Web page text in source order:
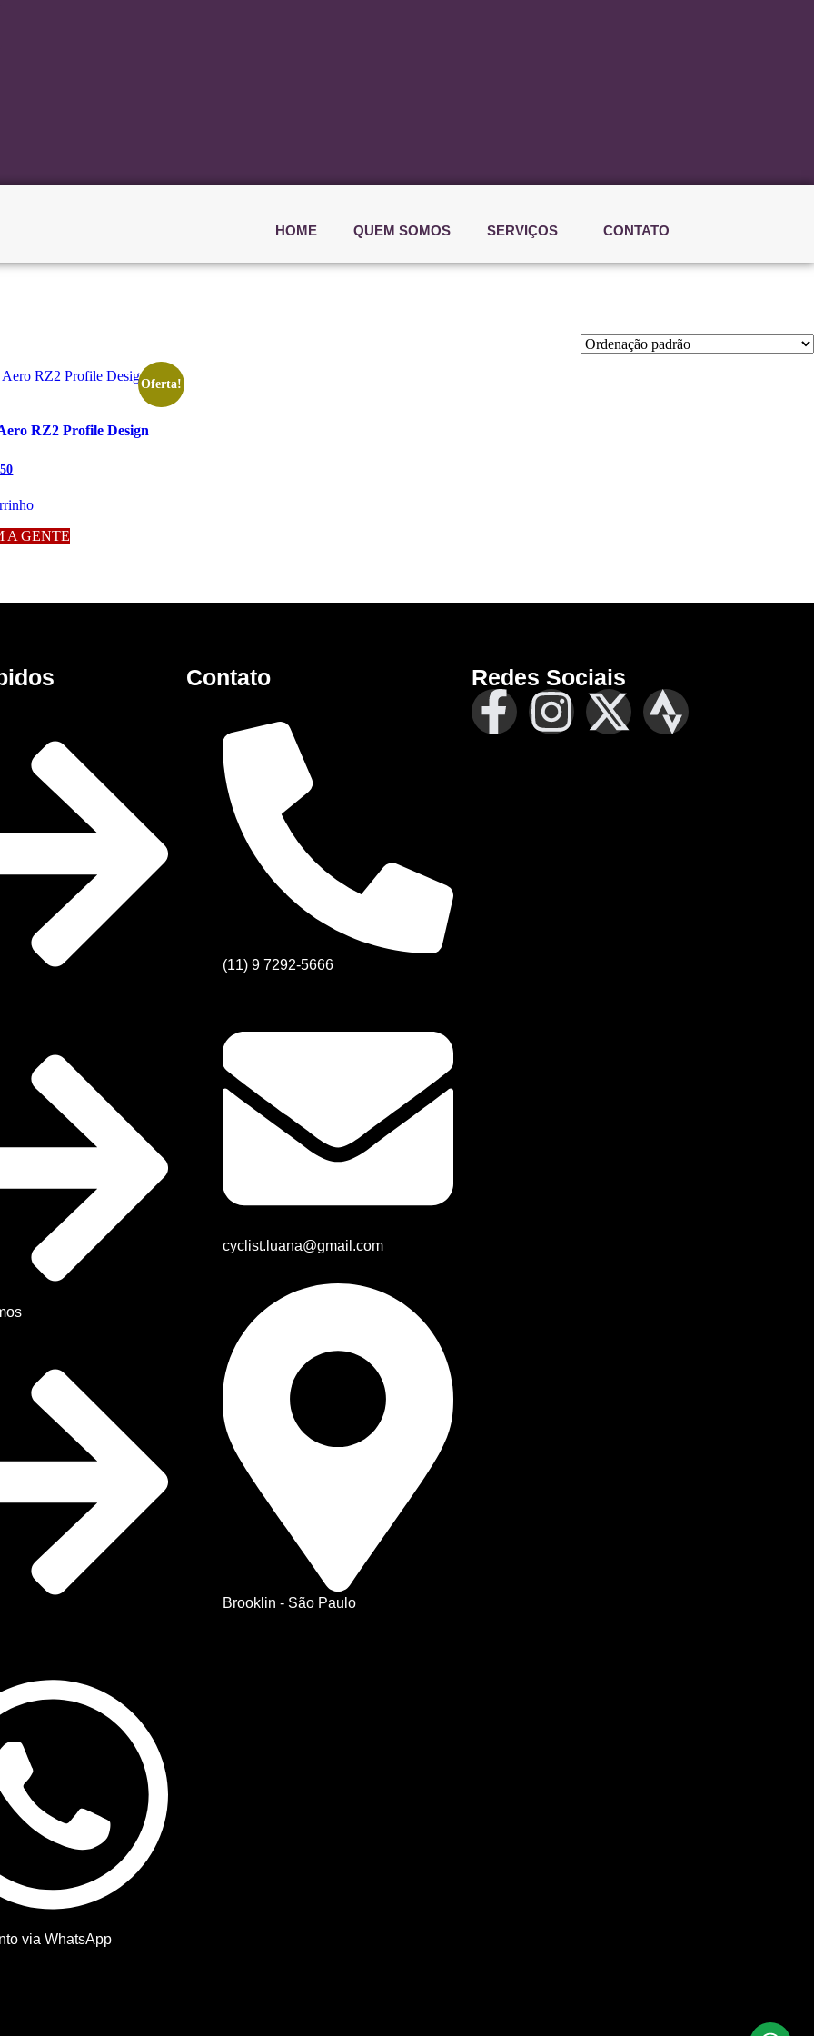
HOME QUEM SOMOS SERVIÇOS CONTATO
Oferta!
RZ2 Profile Design
A GENTE
via WhatsApp
Contato
(11) 9 7292-5666
cyclist.luana@gmail.com
Brooklin - São Paulo
Redes Sociais